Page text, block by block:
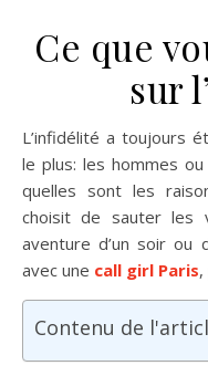
Ce que
sur
L’infidélité a toujours été un sujet controversé. Qui triche
le plus: les hommes
quelles sont les
choisit de sauter les
aventure d’un soir ou
avec une call girl Paris
Contenu de